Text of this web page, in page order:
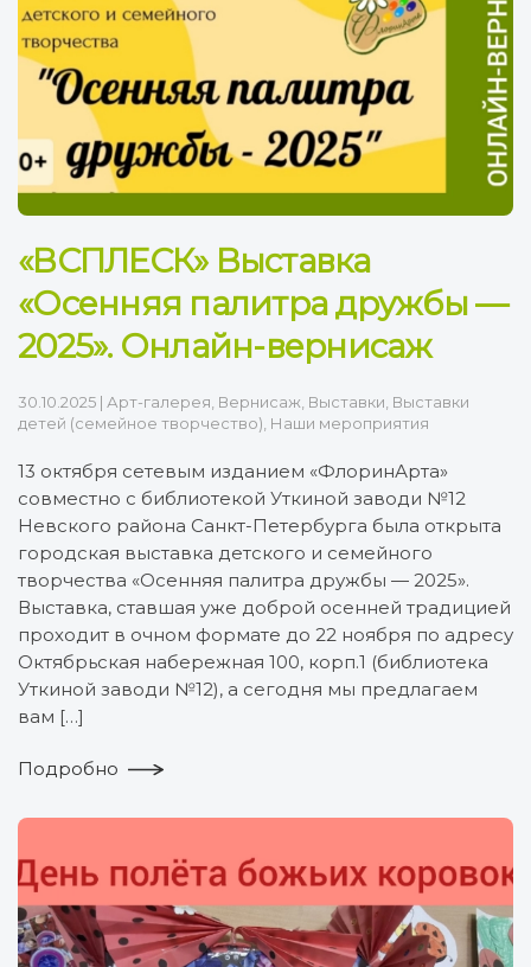
«ВСПЛЕСК» Выставка
«Осенняя палитра дружбы —
2025». Онлайн-вернисаж
30.10.2025 | Арт-галерея Вернисаж Выставки Выставки
детей (семейное творчество) Наши мероприятия
13 октября сетевым изданием «ФлоринАрта»
совместно с библиотекой Уткиной заводи №12
Невского района Санкт-Петербурга была открыта
городская выставка детского и семейного
творчества «Осенняя палитра дружбы — 2025».
Выставка, ставшая уже доброй осенней традицией
проходит в очном формате до 22 ноября по адресу
Октябрьская набережная 100, корп.1 (библиотека
Уткиной заводи №12), а сегодня мы предлагаем
вам […]
Подробно